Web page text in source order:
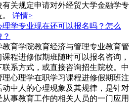
关规定申请对外经贸大学金融学专
详情>
学专业现在还可以报名吗？怎么
育学院教育经济与管理专业教育管
程进修假期班随时可以报名咨询，
系方式，或直接咨询招生院校。中
理心理学在职学习课程进修假期班注
中人的心理现象及其规律，是针对
事教育工作的相关人员的一门应用